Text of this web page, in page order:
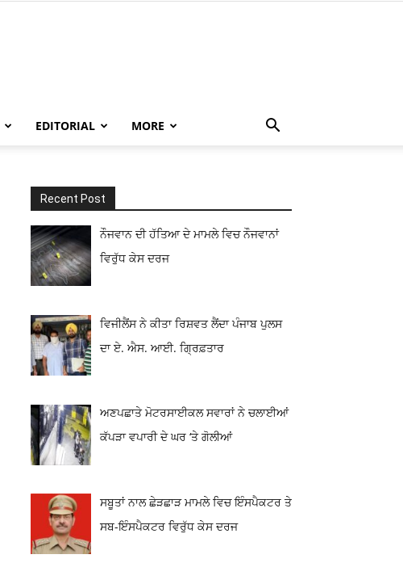
EDITORIAL MORE
Recent Post
ਨੌਜਵਾਨ ਦੀ ਹੱਤਿਆ ਦੇ ਮਾਮਲੇ ਵਿਚ ਨੌਜਵਾਨਾਂ
ਵਿਰੁੱਧ ਕੇਸ ਦਰਜ
ਵਿਜੀਲੈਂਸ ਨੇ ਕੀਤਾ ਰਿਸ਼ਵਤ ਲੈਂਦਾ ਪੰਜਾਬ ਪੁਲਸ
ਦਾ ਏ. ਐਸ. ਆਈ. ਗ੍ਰਿਫ਼ਤਾਰ
ਅਣਪਛਾਤੇ ਮੋਟਰਸਾਈਕਲ ਸਵਾਰਾਂ ਨੇ ਚਲਾਈਆਂ
ਕੱਪੜਾ ਵਪਾਰੀ ਦੇ ਘਰ ‘ਤੇ ਗੋਲੀਆਂ
ਸਬੂਤਾਂ ਨਾਲ ਛੇੜਛਾੜ ਮਾਮਲੇ ਵਿਚ ਇੰਸਪੈਕਟਰ ਤੇ
ਸਬ-ਇੰਸਪੈਕਟਰ ਵਿਰੁੱਧ ਕੇਸ ਦਰਜ